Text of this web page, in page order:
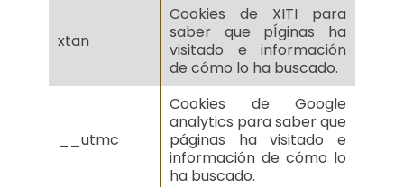
xtan
Cookies de XITI para
saber que pÍginas ha
visitado e información
de cómo lo ha buscado.
__utmc
Cookies de Google
analytics para saber que
páginas ha visitado e
información de cómo lo
ha buscado.